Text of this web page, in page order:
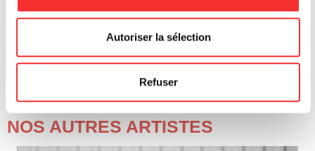
Autoriser la sélection
Refuser
Bruxelles, Partir en Livre
SMAC : Les Abattoirs, SMAc 07
Théâtre : Les Scènes du Golf, Centre Culturel de
Villeurbanne, Théâtre de Viviers
Export : Madrid, New Delhi, Brazzaville
NOS AUTRES ARTISTES